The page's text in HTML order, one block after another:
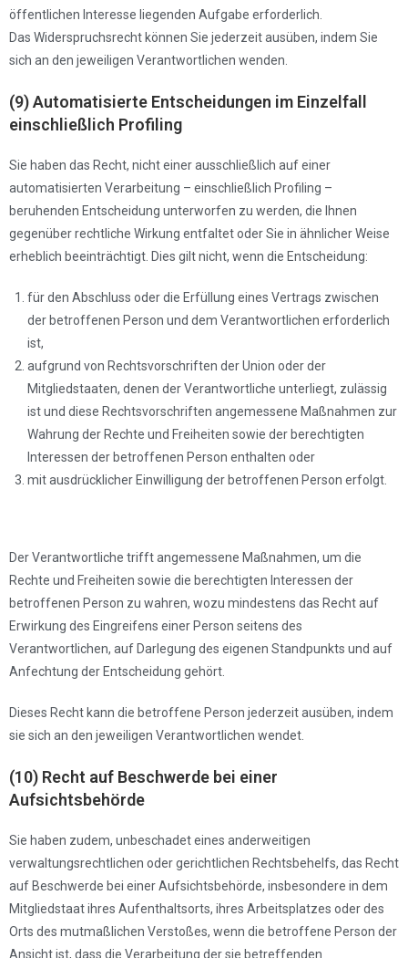
öffentlichen Interesse liegenden Aufgabe erforderlich.
Das Widerspruchsrecht können Sie jederzeit ausüben, indem Sie
sich an den jeweiligen Verantwortlichen wenden.
(9) Automatisierte Entscheidungen im Einzelfall
einschließlich Profiling
Sie haben das Recht, nicht einer ausschließlich auf einer
automatisierten Verarbeitung – einschließlich Profiling –
beruhenden Entscheidung unterworfen zu werden, die Ihnen
gegenüber rechtliche Wirkung entfaltet oder Sie in ähnlicher Weise
erheblich beeinträchtigt. Dies gilt nicht, wenn die Entscheidung:
für den Abschluss oder die Erfüllung eines Vertrags zwischen
der betroffenen Person und dem Verantwortlichen erforderlich
ist,
aufgrund von Rechtsvorschriften der Union oder der
Mitgliedstaaten, denen der Verantwortliche unterliegt, zulässig
ist und diese Rechtsvorschriften angemessene Maßnahmen zur
Wahrung der Rechte und Freiheiten sowie der berechtigten
Interessen der betroffenen Person enthalten oder
mit ausdrücklicher Einwilligung der betroffenen Person erfolgt.
Der Verantwortliche trifft angemessene Maßnahmen, um die
Rechte und Freiheiten sowie die berechtigten Interessen der
betroffenen Person zu wahren, wozu mindestens das Recht auf
Erwirkung des Eingreifens einer Person seitens des
Verantwortlichen, auf Darlegung des eigenen Standpunkts und auf
Anfechtung der Entscheidung gehört.
Dieses Recht kann die betroffene Person jederzeit ausüben, indem
sie sich an den jeweiligen Verantwortlichen wendet.
(10) Recht auf Beschwerde bei einer
Aufsichtsbehörde
Sie haben zudem, unbeschadet eines anderweitigen
verwaltungsrechtlichen oder gerichtlichen Rechtsbehelfs, das Recht
auf Beschwerde bei einer Aufsichtsbehörde, insbesondere in dem
Mitgliedstaat ihres Aufenthaltsorts, ihres Arbeitsplatzes oder des
Orts des mutmaßlichen Verstoßes, wenn die betroffene Person der
Ansicht ist, dass die Verarbeitung der sie betreffenden